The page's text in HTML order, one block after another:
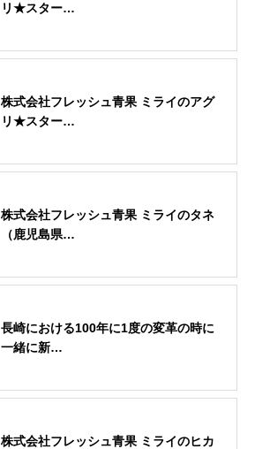
リ★スター…
株式会社フレッシュ青果 ミライのアグ
リ★スター…
株式会社フレッシュ青果 ミライのタネ
（鹿児島県…
長崎における100年に1度の変革の時に
一緒に新…
株式会社フレッシュ青果 ミライのヒカ